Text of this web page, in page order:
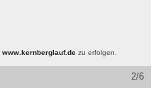
www.kernberglauf.de zu erfolgen.
2/6